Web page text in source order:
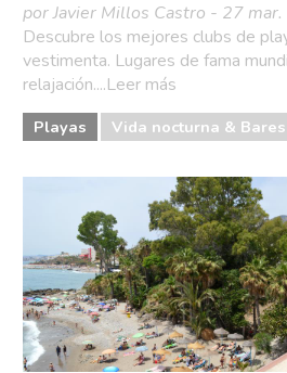
por Javier Millos Castro - 27
Descubre los mejores clubs de
vestimenta. Lugares de fama
relajación....Leer más
Playas Vida nocturna & Bares